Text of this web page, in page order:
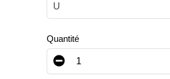
U
Quantité